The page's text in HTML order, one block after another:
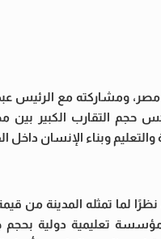
ومشاركته مع الرئيس
حجم التقارب الكبير بين
وبناء الإنسان داخل
لما تمثله المدينة من قيمة
مؤسسة تعليمية دولية